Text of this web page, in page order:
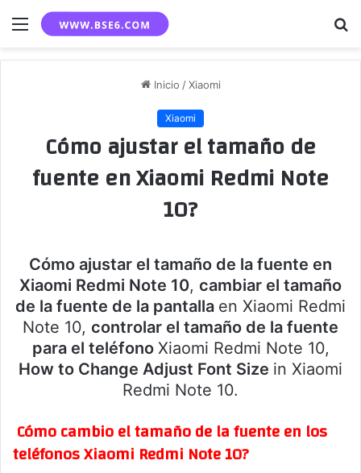
Menú
Inicio / Xiaomi
Xiaomi
Cómo ajustar el tamaño de
fuente en Xiaomi Redmi Note
10?
Cómo ajustar el tamaño de la fuente en
Xiaomi Redmi Note 10, cambiar el tamaño
de la fuente de la pantalla en Xiaomi Redmi
Note 10, controlar el tamaño de la fuente
para el teléfono Xiaomi Redmi Note 10,
How to Change Adjust Font Size in Xiaomi
Redmi Note 10.
Cómo cambio el tamaño de la fuente en los
teléfonos Xiaomi Redmi Note 10?